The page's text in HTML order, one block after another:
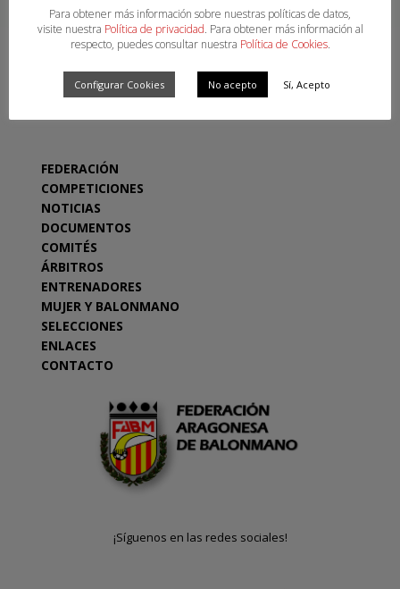
SECCIONES
FEDERACIÓN
COMPETICIONES
NOTICIAS
DOCUMENTOS
COMITÉS
ÁRBITROS
ENTRENADORES
MUJER Y BALONMANO
SELECCIONES
ENLACES
CONTACTO
¡Síguenos en las redes sociales!
Para obtener más información sobre nuestras políticas de datos,
visite nuestra Política de privacidad. Para obtener más información al
respecto, puedes consultar nuestra Política de Cookies.
Configurar Cookies No acepto Sí, Acepto